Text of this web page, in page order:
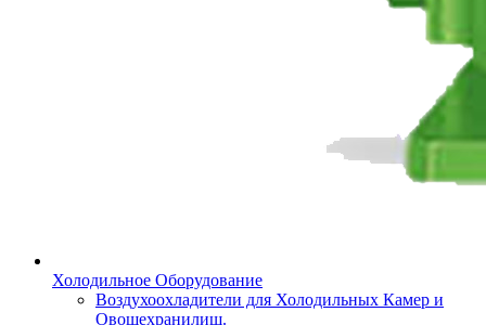
Холодильное Оборудование
Воздухоохладители для Холодильных Камер и
Овощехранилищ.